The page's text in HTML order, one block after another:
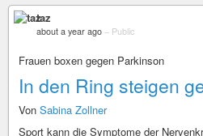
taz
about a year ago – Public
Frauen boxen gegen Parkinson
In den Ring steigen
Von Sabina Zollner
Sport kann die Symptome der